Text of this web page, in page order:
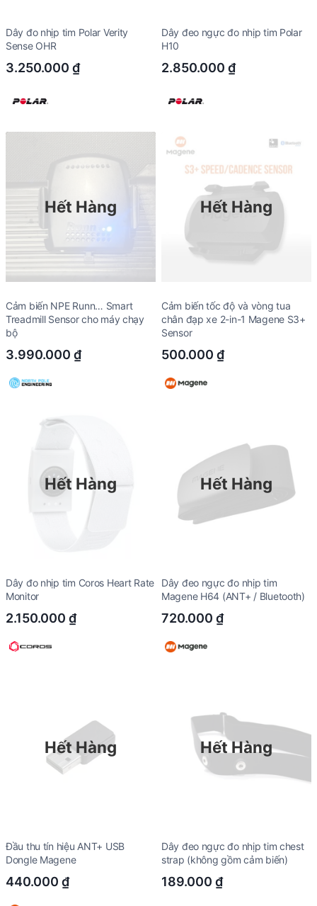
Dây đo nhịp tim Polar Verity
Sense OHR
3.250.000 ₫
Dây đeo ngực đo nhịp tim Polar
H10
2.850.000 ₫
Hết Hàng
Cảm biến NPE Runn… Smart
Treadmill Sensor cho máy chạy
bộ
3.990.000 ₫
Hết Hàng
Cảm biến tốc độ và vòng tua
chân đạp xe 2-in-1 Magene S3+
Sensor
500.000 ₫
Hết Hàng
Dây đo nhịp tim Coros Heart Rate
Monitor
2.150.000 ₫
Hết Hàng
Dây đeo ngực đo nhịp tim
Magene H64 (ANT+ / Bluetooth)
720.000 ₫
Hết Hàng
Đầu thu tín hiệu ANT+ USB
Dongle Magene
440.000 ₫
Hết Hàng
Dây đeo ngực đo nhịp tim chest
strap (không gồm cảm biến)
189.000 ₫